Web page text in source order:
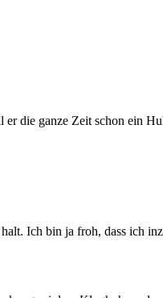
die ganze Zeit schon ein
Ich bin ja froh, dass ich